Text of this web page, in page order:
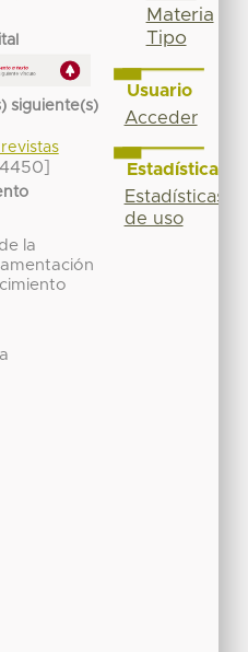
siguiente(s)
la
Materia
Tipo
Usuario
Acceder
Estadísticas
Estadísticas
de uso